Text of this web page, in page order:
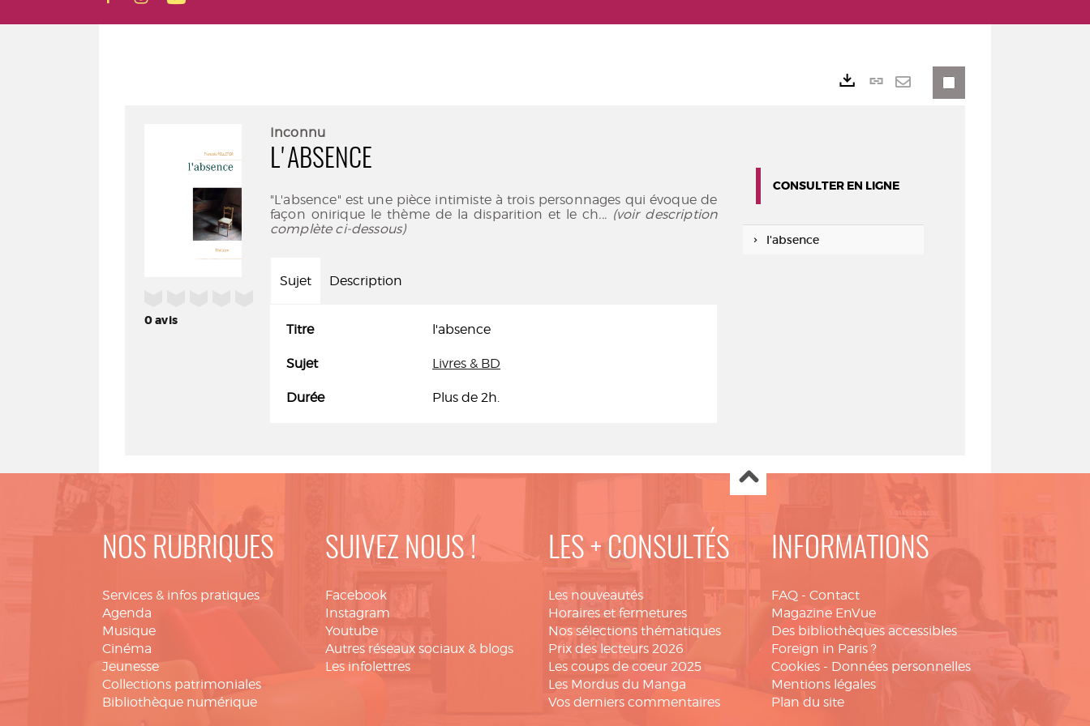
0avis
Inconnu
L'ABSENCE
"L'absence" est une pièce intimiste à trois personnages qui évoque de
façon onirique le thème de la disparition et le ch... (voir description
complète ci-dessous)
Sujet Description
Titre l'absence
Sujet Livres & BD
Durée Plus de 2h.
Lien
CONSULTER EN LIGNE
l'absence
NOS RUBRIQUES
Services & infos pratiques
Agenda
Musique
Cinéma
Jeunesse
Collections patrimoniales
Bibliothèque numérique
SUIVEZ NOUS !
Facebook
Instagram
Youtube
Autres réseaux sociaux & blogs
Les infolettres
LES + CONSULTÉS
Les nouveautés
Horaires et fermetures
Nos sélections thématiques
Prix des lecteurs 2026
Les coups de coeur 2025
Les Mordus du Manga
Vos derniers commentaires
INFORMATIONS
FAQ - Contact
Magazine EnVue
Des bibliothèques accessibles
Foreign in Paris ?
Cookies - Données personnelles
Mentions légales
Plan du site